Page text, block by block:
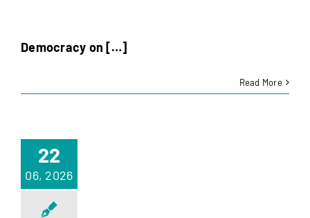
Democracy on […]
Read More
22
06, 2026